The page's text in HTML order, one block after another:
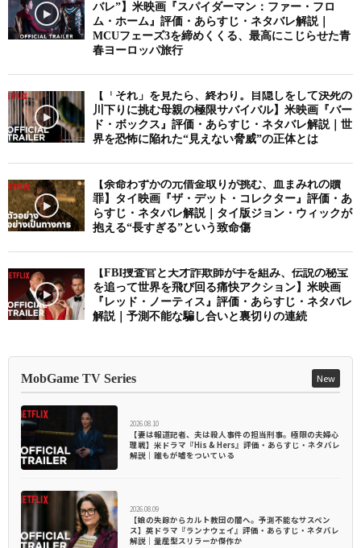
バレ”】米映画『スパイダーマン：ファー・フロ
ム・ホーム』評価・あらすじ・ネタバレ解説｜
MCUフェーズ3を締めくくる、最高にこじらせた青
春ヨーロッパ旅行
【「それ」を見たら、終わり。目隠しをして決死の
川下りに挑む母親の極限サバイバル】米映画『バー
ド・ボックス』評価・あらすじ・ネタバレ解説｜世
界を恐怖に陥れた“見えない脅威”の正体とは
【余命わずかの元借金取りが挑む、血まみれの贖
罪】タイ映画『ザ・デット・コレクター』評価・あ
らすじ・ネタバレ解説｜タイ版ジョン・ウィックが
抱える“長すぎる”という致命傷
【FBI捜査官と天才詐欺師が手を組み、伝説の秘宝
を追って世界を飛び回る痛快アクション】米映画
『レッド・ノーティス』評価・あらすじ・ネタバレ
解説｜予測不能な騙し合いと裏切りの連続
MobGame TV Series New
2026.08.10
【妻は報道記者、夫は殺人事件の担当刑事。極限の夫婦心
理戦】米ドラマ『His & Hers』評価・あらすじ・ネタバレ
解説｜誰もが嘘をついている
2026.08.09
【娘の失踪からカルト教団の闇へ。予測不能なサスペン
ス】英ドラマ『ランナウェイ』評価・あらすじ・ネタバレ
解説｜量産型スリラーか傑作か